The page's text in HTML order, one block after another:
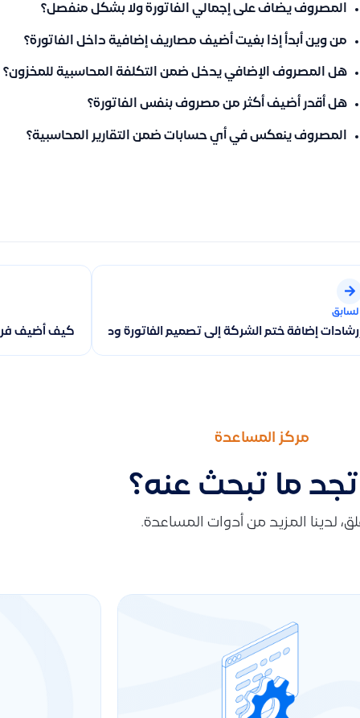
المصروف يضاف على إجمالي الفاتورة ولا بشكل منفصل؟
من وين أبدأ إذا بغيت أضيف مصاريف إضافية داخل الفاتورة؟
هل المصروف الإضافي يدخل ضمن التكلفة المحاسبية للمخزون؟
هل أقدر أضيف أكثر من مصروف بنفس الفاتورة؟
المصروف ينعكس في أي حسابات ضمن التقارير المحاسبية؟
إضافة ختم الشركة إلى تصميم الفاتورة وطريقة التحكم بمكان
كيف أضيف
مركز المساعدة
ما تبحث عنه؟
لدينا المزيد من أدوات المساعدة.